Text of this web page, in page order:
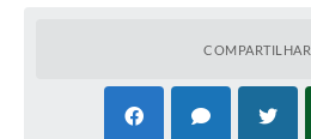
COMPARTILHAR